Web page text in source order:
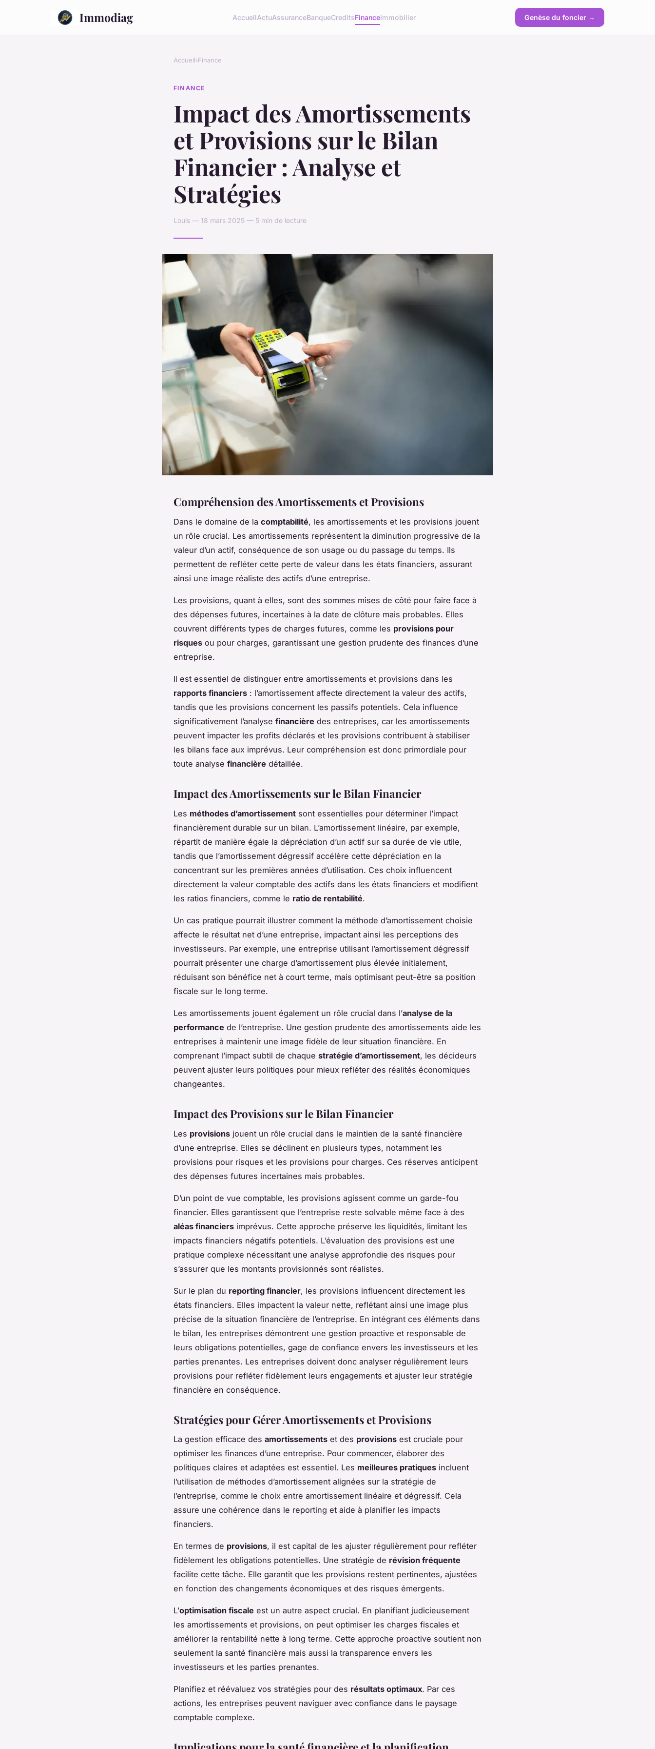
Immodiag AccueilActuAssuranceBanqueCreditsFinanceImmobilier Genèse du foncier →
Accueil›Finance
FINANCE
Impact des Amortissements
et Provisions sur le Bilan
Financier : Analyse et
Stratégies
Louis — 18 mars 2025 — 5 min de lecture
Compréhension des Amortissements et Provisions
Dans le domaine de la comptabilité, les amortissements et les provisions jouent
un rôle crucial. Les amortissements représentent la diminution progressive de la
valeur d’un actif, conséquence de son usage ou du passage du temps. Ils
permettent de refléter cette perte de valeur dans les états financiers, assurant
ainsi une image réaliste des actifs d’une entreprise.
Les provisions, quant à elles, sont des sommes mises de côté pour faire face à
des dépenses futures, incertaines à la date de clôture mais probables. Elles
couvrent différents types de charges futures, comme les provisions pour
risques ou pour charges, garantissant une gestion prudente des finances d’une
entreprise.
Il est essentiel de distinguer entre amortissements et provisions dans les
rapports financiers : l’amortissement affecte directement la valeur des actifs,
tandis que les provisions concernent les passifs potentiels. Cela influence
significativement l’analyse financière des entreprises, car les amortissements
peuvent impacter les profits déclarés et les provisions contribuent à stabiliser
les bilans face aux imprévus. Leur compréhension est donc primordiale pour
toute analyse financière détaillée.
Impact des Amortissements sur le Bilan Financier
Les méthodes d’amortissement sont essentielles pour déterminer l’impact
financièrement durable sur un bilan. L’amortissement linéaire, par exemple,
répartit de manière égale la dépréciation d’un actif sur sa durée de vie utile,
tandis que l’amortissement dégressif accélère cette dépréciation en la
concentrant sur les premières années d’utilisation. Ces choix influencent
directement la valeur comptable des actifs dans les états financiers et modifient
les ratios financiers, comme le ratio de rentabilité.
Un cas pratique pourrait illustrer comment la méthode d’amortissement choisie
affecte le résultat net d’une entreprise, impactant ainsi les perceptions des
investisseurs. Par exemple, une entreprise utilisant l’amortissement dégressif
pourrait présenter une charge d’amortissement plus élevée initialement,
réduisant son bénéfice net à court terme, mais optimisant peut-être sa position
fiscale sur le long terme.
Les amortissements jouent également un rôle crucial dans l’analyse de la
performance de l’entreprise. Une gestion prudente des amortissements aide les
entreprises à maintenir une image fidèle de leur situation financière. En
comprenant l’impact subtil de chaque stratégie d’amortissement, les décideurs
peuvent ajuster leurs politiques pour mieux refléter des réalités économiques
changeantes.
Impact des Provisions sur le Bilan Financier
Les provisions jouent un rôle crucial dans le maintien de la santé financière
d’une entreprise. Elles se déclinent en plusieurs types, notamment les
provisions pour risques et les provisions pour charges. Ces réserves anticipent
des dépenses futures incertaines mais probables.
D’un point de vue comptable, les provisions agissent comme un garde-fou
financier. Elles garantissent que l’entreprise reste solvable même face à des
aléas financiers imprévus. Cette approche préserve les liquidités, limitant les
impacts financiers négatifs potentiels. L’évaluation des provisions est une
pratique complexe nécessitant une analyse approfondie des risques pour
s’assurer que les montants provisionnés sont réalistes.
Sur le plan du reporting financier, les provisions influencent directement les
états financiers. Elles impactent la valeur nette, reflétant ainsi une image plus
précise de la situation financière de l’entreprise. En intégrant ces éléments dans
le bilan, les entreprises démontrent une gestion proactive et responsable de
leurs obligations potentielles, gage de confiance envers les investisseurs et les
parties prenantes. Les entreprises doivent donc analyser régulièrement leurs
provisions pour refléter fidèlement leurs engagements et ajuster leur stratégie
financière en conséquence.
Stratégies pour Gérer Amortissements et Provisions
La gestion efficace des amortissements et des provisions est cruciale pour
optimiser les finances d’une entreprise. Pour commencer, élaborer des
politiques claires et adaptées est essentiel. Les meilleures pratiques incluent
l’utilisation de méthodes d’amortissement alignées sur la stratégie de
l’entreprise, comme le choix entre amortissement linéaire et dégressif. Cela
assure une cohérence dans le reporting et aide à planifier les impacts
financiers.
En termes de provisions, il est capital de les ajuster régulièrement pour refléter
fidèlement les obligations potentielles. Une stratégie de révision fréquente
facilite cette tâche. Elle garantit que les provisions restent pertinentes, ajustées
en fonction des changements économiques et des risques émergents.
L’optimisation fiscale est un autre aspect crucial. En planifiant judicieusement
les amortissements et provisions, on peut optimiser les charges fiscales et
améliorer la rentabilité nette à long terme. Cette approche proactive soutient non
seulement la santé financière mais aussi la transparence envers les
investisseurs et les parties prenantes.
Planifiez et réévaluez vos stratégies pour des résultats optimaux. Par ces
actions, les entreprises peuvent naviguer avec confiance dans le paysage
comptable complexe.